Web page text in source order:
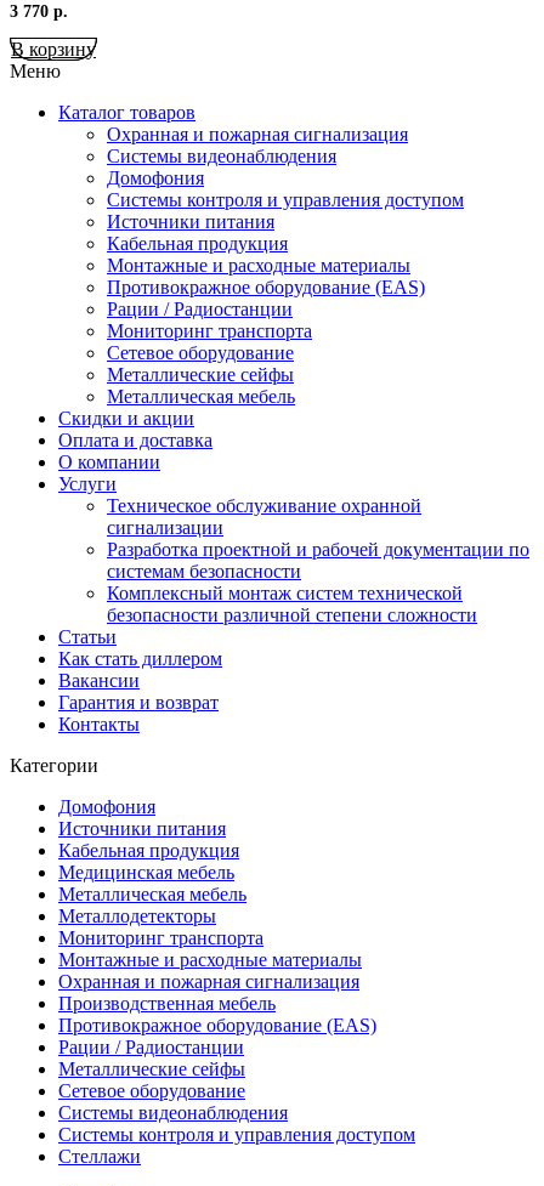
3 770 р.
В корзину
Меню
Каталог товаров
Охранная и пожарная сигнализация
Системы видеонаблюдения
Домофония
Системы контроля и управления доступом
Источники питания
Кабельная продукция
Монтажные и расходные материалы
Противокражное оборудование (EAS)
Рации / Радиостанции
Мониторинг транспорта
Сетевое оборудование
Металлические сейфы
Металлическая мебель
Скидки и акции
Оплата и доставка
О компании
Услуги
Техническое обслуживание охранной
сигнализации
Разработка проектной и рабочей документации по
системам безопасности
Комплексный монтаж систем технической
безопасности различной степени сложности
Статьи
Как стать диллером
Вакансии
Гарантия и возврат
Контакты
Категории
Домофония
Источники питания
Кабельная продукция
Медицинская мебель
Металлическая мебель
Металлодетекторы
Мониторинг транспорта
Монтажные и расходные материалы
Охранная и пожарная сигнализация
Производственная мебель
Противокражное оборудование (EAS)
Рации / Радиостанции
Металлические сейфы
Сетевое оборудование
Системы видеонаблюдения
Системы контроля и управления доступом
Стеллажи